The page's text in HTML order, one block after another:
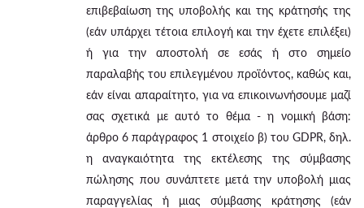
επιβεβαίωση της υποβολής και της κράτησής της
(εάν υπάρχει τέτοια επιλογή και την έχετε επιλέξει)
ή για την αποστολή σε εσάς ή στο σημείο
παραλαβής του επιλεγμένου προϊόντος, καθώς και,
εάν είναι απαραίτητο, για να επικοινωνήσουμε μαζί
σας σχετικά με αυτό το θέμα - η νομική βάση:
άρθρο 6 παράγραφος 1 στοιχείο β) του GDPR, δηλ.
η αναγκαιότητα της εκτέλεσης της σύμβασης
πώλησης που συνάπτετε μετά την υποβολή μιας
παραγγελίας ή μιας σύμβασης κράτησης (εάν